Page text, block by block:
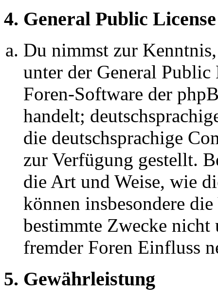
4. General Public License
Du nimmst zur
unter der General
Foren-Software der
handelt;
die deutschsprachige
zur Verfügung gestellt.
die Art und Weise, wie
können insbesondere
bestimmte Zwecke nicht
fremder Foren Einfluss
5. Gewährleistung